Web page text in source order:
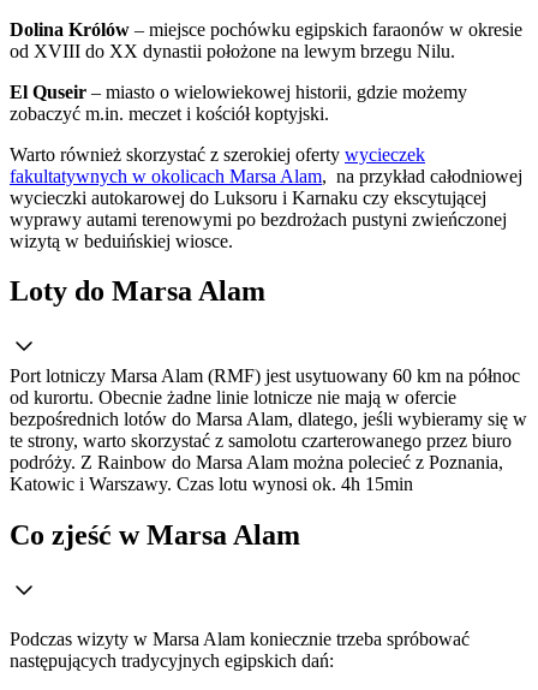
Dolina Królów – miejsce pochówku egipskich faraonów w okresie
od XVIII do XX dynastii położone na lewym brzegu Nilu.
El Quseir – miasto o wielowiekowej historii, gdzie możemy
zobaczyć m.in. meczet i kościół koptyjski.
Warto również skorzystać z szerokiej oferty wycieczek
fakultatywnych w okolicach Marsa Alam, na przykład całodniowej
wycieczki autokarowej do Luksoru i Karnaku czy ekscytującej
wyprawy autami terenowymi po bezdrożach pustyni zwieńczonej
wizytą w beduińskiej wiosce.
Loty do Marsa Alam
Port lotniczy Marsa Alam (RMF) jest usytuowany 60 km na północ
od kurortu. Obecnie żadne linie lotnicze nie mają w ofercie
bezpośrednich lotów do Marsa Alam, dlatego, jeśli wybieramy się w
te strony, warto skorzystać z samolotu czarterowanego przez biuro
podróży. Z Rainbow do Marsa Alam można polecieć z Poznania,
Katowic i Warszawy. Czas lotu wynosi ok. 4h 15min
Co zjeść w Marsa Alam
Podczas wizyty w Marsa Alam koniecznie trzeba spróbować
następujących tradycyjnych egipskich dań: